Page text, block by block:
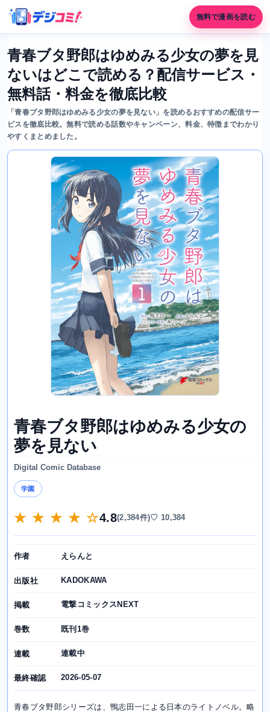
無料で漫画を読む
青春ブタ野郎はゆめみる少女の夢を見
ないはどこで読める？配信サービス・
無料話・料金を徹底比較
「青春ブタ野郎はゆめみる少女の夢を見ない」を読めるおすすめの配信サー
ビスを徹底比較。無料で読める話数やキャンペーン、料金、特徴までわかり
やすくまとめました。
青春ブタ野郎はゆめみる少女の
夢を見ない
Digital Comic Database
学園
★ ★ ★ ★ ☆4.8(2,384件)♡ 10,384
作者 えらんと
出版社 KADOKAWA
掲載 電撃コミックスNEXT
巻数 既刊1巻
連載 連載中
最終確認 2026-05-07
青春ブタ野郎シリーズは、鴨志田一による日本のライトノベル。略